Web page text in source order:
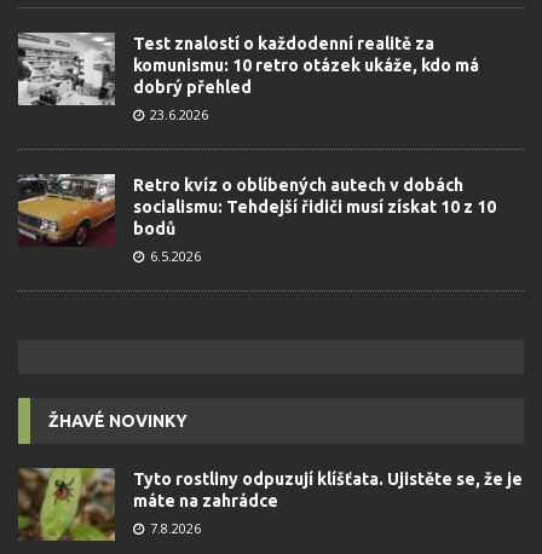
Test znalostí o každodenní realitě za
komunismu: 10 retro otázek ukáže, kdo má
dobrý přehled
23.6.2026
Retro kvíz o oblíbených autech v dobách
socialismu: Tehdejší řidiči musí získat 10 z 10
bodů
6.5.2026
ŽHAVÉ NOVINKY
Tyto rostliny odpuzují klíšťata. Ujistěte se, že je
máte na zahrádce
7.8.2026